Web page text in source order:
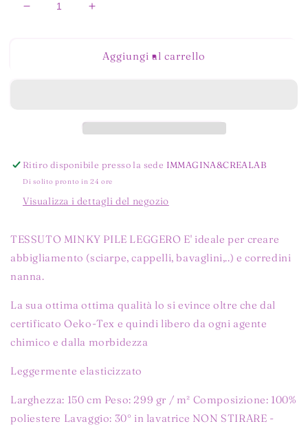
Diminuisci
Aumenta
MINKY
Aggiungi al carrello
Ritiro disponibile presso la sede IMMAGINA&CREALAB
Di solito pronto in 24 ore
Visualizza i dettagli del negozio
TESSUTO MINKY PILE LEGGERO E' ideale per creare
abbigliamento (sciarpe, cappelli, bavaglini,..) e corredini
nanna.
La sua ottima ottima qualità lo si evince oltre che dal
certificato Oeko-Tex e quindi libero da ogni agente
chimico e dalla morbidezza
Leggermente elasticizzato
Larghezza: 150 cm Peso: 299 gr / m² Composizione: 100%
poliestere Lavaggio: 30° in lavatrice NON STIRARE -